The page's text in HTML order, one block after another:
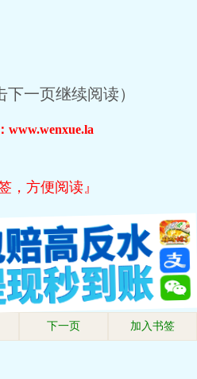
一页继续阅读）
www.wenxue.la
，方便阅读』
下一页 加入书签